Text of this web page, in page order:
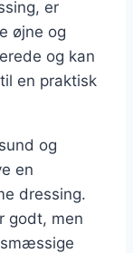
er
øjne og
og kan
en praktisk
og
en
dressing.
godt, men